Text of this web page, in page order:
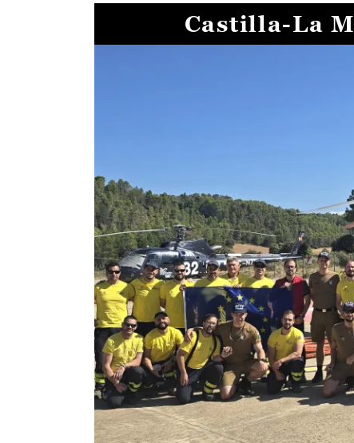
Castilla-La